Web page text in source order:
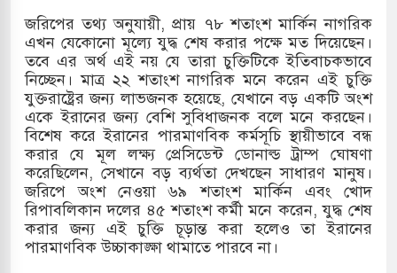
জুলাই গণঅভ্যুত্থান দিবস
একমাত্র আসামি অবসরপ্রাপ্ত সেনাসদস্য জামিনে
তাপবিদ্যুৎ কেন্দ্রের ইউনিট-১ এ আবারও বিদ্যুৎ উৎপাদন
কুতুবদিয়া শিপিং চ্যানেলে জালের জড়ালে মারাত্মক
জরিপের তথ্য অনুযায়ী, প্রায় ৭৮ শতাংশ মার্কিন নাগরিক
এখন যেকোনো মূল্যে যুদ্ধ শেষ করার পক্ষে মত দিয়েছেন।
তবে এর অর্থ এই নয় যে তারা চুক্তিটিকে ইতিবাচকভাবে
নিচ্ছেন। মাত্র ২২ শতাংশ নাগরিক মনে করেন এই চুক্তি
যুক্তরাষ্ট্রের জন্য লাভজনক হয়েছে, যেখানে বড় একটি অংশ
একে ইরানের জন্য বেশি সুবিধাজনক বলে মনে করছেন।
বিশেষ করে ইরানের পারমাণবিক কর্মসূচি স্থায়ীভাবে বন্ধ
করার যে মূল লক্ষ্য প্রেসিডেন্ট ডোনাল্ড ট্রাম্প ঘোষণা
করেছিলেন, সেখানে বড় ব্যর্থতা দেখছেন সাধারণ মানুষ।
জরিপে অংশ নেওয়া ৬৯ শতাংশ মার্কিন এবং খোদ
রিপাবলিকান দলের ৪৫ শতাংশ কর্মী মনে করেন, যুদ্ধ শেষ
করার জন্য এই চুক্তি চূড়ান্ত করা হলেও তা ইরানের
পারমাণবিক উচ্চাকাঙ্ক্ষা থামাতে পারবে না।